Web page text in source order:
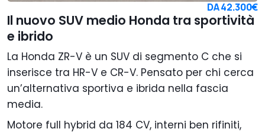
DA42.300€
Il nuovo SUV medio Honda tra sportività
e ibrido
La Honda ZR-V è un SUV di segmento C che si
inserisce tra HR-V e CR-V. Pensato per chi cerca
un’alternativa sportiva e ibrida nella fascia
media.
Motore full hybrid da 184 CV, interni ben rifiniti,